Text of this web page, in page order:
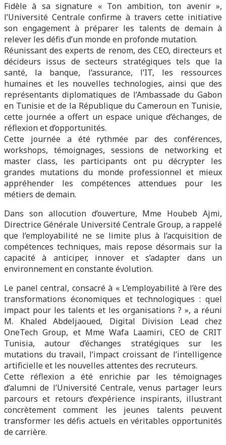
Fidèle à sa signature « Ton ambition, ton avenir »,
l’Université Centrale confirme à travers cette initiative
son engagement à préparer les talents de demain à
relever les défis d’un monde en profonde mutation.
Réunissant des experts de renom, des CEO, directeurs et
décideurs issus de secteurs stratégiques tels que la
santé, la banque, l’assurance, l’IT, les ressources
humaines et les nouvelles technologies, ainsi que des
représentants diplomatiques de l’Ambassade du Gabon
en Tunisie et de la République du Cameroun en Tunisie,
cette journée a offert un espace unique d’échanges, de
réflexion et d’opportunités.
Cette journée a été rythmée par des conférences,
workshops, témoignages, sessions de networking et
master class, les participants ont pu décrypter les
grandes mutations du monde professionnel et mieux
appréhender les compétences attendues pour les
métiers de demain.
Dans son allocution d’ouverture, Mme Houbeb Ajmi,
Directrice Générale Université Centrale Group, a rappelé
que l’employabilité ne se limite plus à l’acquisition de
compétences techniques, mais repose désormais sur la
capacité à anticiper, innover et s’adapter dans un
environnement en constante évolution.
Le panel central, consacré à « L’employabilité à l’ère des
transformations économiques et technologiques : quel
impact pour les talents et les organisations ? », a réuni
M. Khaled Abdeljaoued, Digital Division Lead chez
OneTech Group, et Mme Wafa Laamiri, CEO de CRIT
Tunisia, autour d’échanges stratégiques sur les
mutations du travail, l’impact croissant de l’intelligence
artificielle et les nouvelles attentes des recruteurs.
Cette réflexion a été enrichie par les témoignages
d’alumni de l’Université Centrale, venus partager leurs
parcours et retours d’expérience inspirants, illustrant
concrètement comment les jeunes talents peuvent
transformer les défis actuels en véritables opportunités
de carrière.